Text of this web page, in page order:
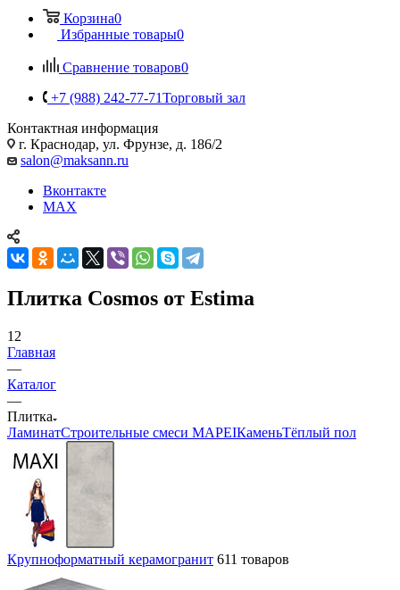
Корзина0
Избранные товары0
Сравнение товаров0
+7 (988) 242-77-71Торговый зал
Контактная информация
г. Краснодар, ул. Фрунзе, д. 186/2
salon@maksann.ru
Вконтакте
MAX
Плитка Cosmos от Estima
12
Главная
—
Каталог
—
Плитка
ЛаминатСтроительные смеси MAPEIКаменьТёплый пол
Крупноформатный керамогранит 611 товаров